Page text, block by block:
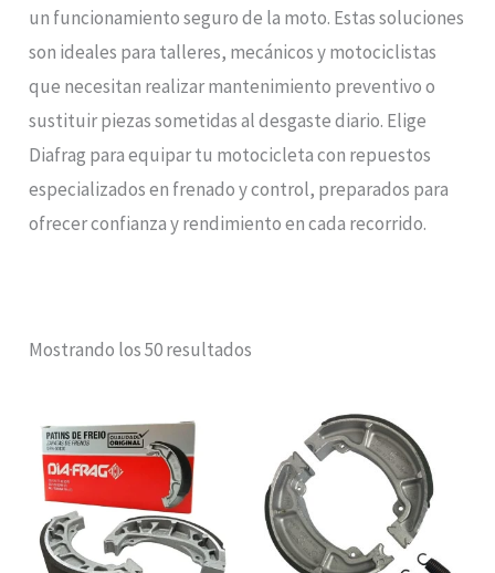
un funcionamiento seguro de la moto. Estas soluciones
son ideales para talleres, mecánicos y motociclistas
que necesitan realizar mantenimiento preventivo o
sustituir piezas sometidas al desgaste diario. Elige
Diafrag para equipar tu motocicleta con repuestos
especializados en frenado y control, preparados para
ofrecer confianza y rendimiento en cada recorrido.
Mostrando los 50 resultados